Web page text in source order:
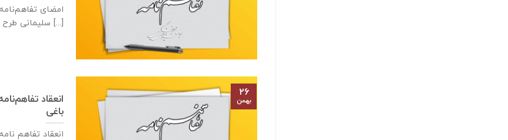
سليمانی طرح شماره ٩٤٠ جامعه [...]
باغی
۲۶
بهمن